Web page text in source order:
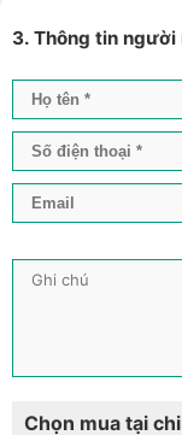
3. Thông tin người
Chọn mua tại